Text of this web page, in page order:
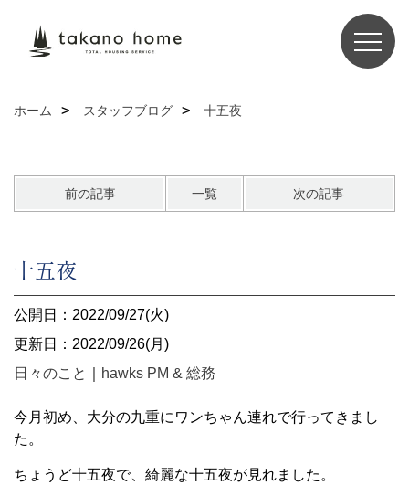
ホーム スタッフブログ 十五夜
前の記事 一覧 次の記事
十五夜
公開日：2022/09/27(火)
更新日：2022/09/26(月)
日々のこと
hawks PM & 総務
今月初め、大分の九重にワンちゃん連れで行ってきまし
た。
ちょうど十五夜で、綺麗な十五夜が見れました。